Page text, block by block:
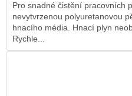
Pro snadné čistění pracovních
nevytvrzenou polyuretanovou
hnacího média. Hnací plyn
Rychle...